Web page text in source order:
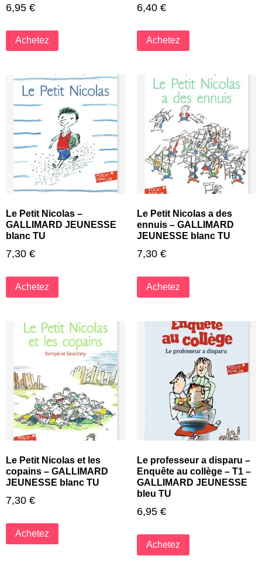
6,95 €
Achetez
6,40 €
Achetez
Le Petit Nicolas –
GALLIMARD JEUNESSE
blanc TU
7,30 €
Achetez
Le Petit Nicolas a des
ennuis – GALLIMARD
JEUNESSE blanc TU
7,30 €
Achetez
Le Petit Nicolas et les
copains – GALLIMARD
JEUNESSE blanc TU
7,30 €
Achetez
Le professeur a disparu –
Enquête au collège – T1 –
GALLIMARD JEUNESSE
bleu TU
6,95 €
Achetez